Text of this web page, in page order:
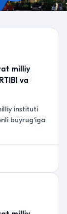
milliy
va
instituti
buyrug‘iga